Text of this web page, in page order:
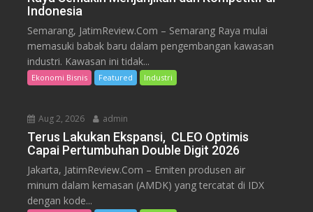
Indonesia
Semarang, JatimReview.Com – Semarang Raya mulai
memasuki babak baru dalam pengembangan kawasan
industri. Kawasan ini tidak...
Ekonomi Bisnis Featured Industri
Aug 2, 2026 admin
Terus Lakukan Ekspansi, CLEO Optimis
Capai Pertumbuhan Double Digit 2026
Jakarta, JatimReview.Com – Emiten produsen air
minum dalam kemasan (AMDK) yang tercatat di IDX
dengan kode...